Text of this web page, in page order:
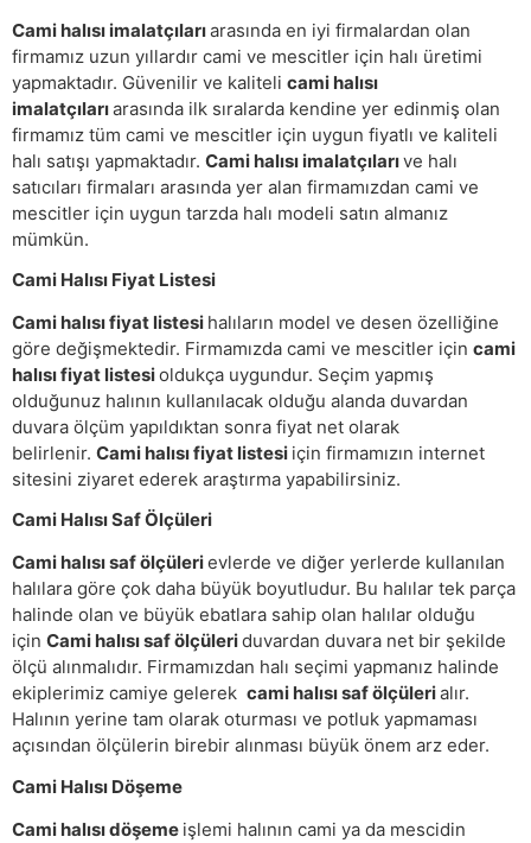
Cami halısı imalatçılarıarasında en iyi firmalardan olan
firmamız uzun yıllardır cami ve mescitler için halı üretimi
yapmaktadır. Güvenilir ve kaliteli cami halısı
imalatçılarıarasında ilk sıralarda kendine yer edinmiş olan
firmamız tüm cami ve mescitler için uygun fiyatlı ve kaliteli
halı satışı yapmaktadır. Cami halısı imalatçılarıve halı
satıcıları firmaları arasında yer alan firmamızdan cami ve
mescitler için uygun tarzda halı modeli satın almanız
mümkün.
Cami Halısı Fiyat Listesi
Cami halısı fiyat listesi halıların model ve desen özelliğine
göre değişmektedir. Firmamızda cami ve mescitler için cami
halısı fiyat listesioldukça uygundur. Seçim yapmış
olduğunuz halının kullanılacak olduğu alanda duvardan
duvara ölçüm yapıldıktan sonra fiyat net olarak
belirlenir. Cami halısı fiyat listesi için firmamızın internet
sitesini ziyaret ederek araştırma yapabilirsiniz.
Cami Halısı Saf Ölçüleri
Cami halısı saf ölçülerievlerde ve diğer yerlerde kullanılan
halılara göre çok daha büyük boyutludur. Bu halılar tek parça
halinde olan ve büyük ebatlara sahip olan halılar olduğu
için Cami halısı saf ölçüleriduvardan duvara net bir şekilde
ölçü alınmalıdır. Firmamızdan halı seçimi yapmanız halinde
ekiplerimiz camiye gelerek cami halısı saf ölçülerialır.
Halının yerine tam olarak oturması ve potluk yapmaması
açısından ölçülerin birebir alınması büyük önem arz eder.
Cami Halısı Döşeme
Cami halısı döşeme işlemi halının cami ya da mescidin